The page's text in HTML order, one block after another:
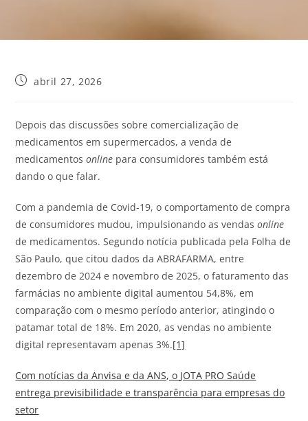
abril 27, 2026
Depois das discussões sobre comercialização de
medicamentos em supermercados, a venda de
medicamentosonline para consumidores também está
dando o que falar.
Com a pandemia de Covid-19, o comportamento de compra
de consumidores mudou, impulsionando as vendasonline
de medicamentos. Segundo notícia publicada pela Folha de
São Paulo, que citou dados da ABRAFARMA, entre
dezembro de 2024 e novembro de 2025, o faturamento das
farmácias no ambiente digital aumentou 54,8%, em
comparação com o mesmo período anterior, atingindo o
patamar total de 18%. Em 2020, as vendas no ambiente
digital representavam apenas 3%.[1]
Com notícias da Anvisa e da ANS, o JOTA PRO Saúde
entrega previsibilidade e transparência para empresas do
setor